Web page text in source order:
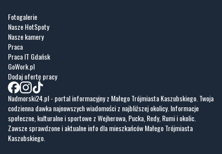
Praca IT Gdańsk
GoWork.pl
Dodaj ofertę pracy
Nadmorski24.pl - portal informacyjny z Małego Trójmiasta Kaszubskiego. Twoja
codzienna dawka najnowszych wiadomości z najbliższej okolicy. Informacje
społeczne, kulturalne i sportowe z Wejherowa, Pucka, Redy, Rumi i okolic.
Zawsze sprawdzone i aktualne info dla mieszkańców Małego Trójmiasta
Kaszubskiego.